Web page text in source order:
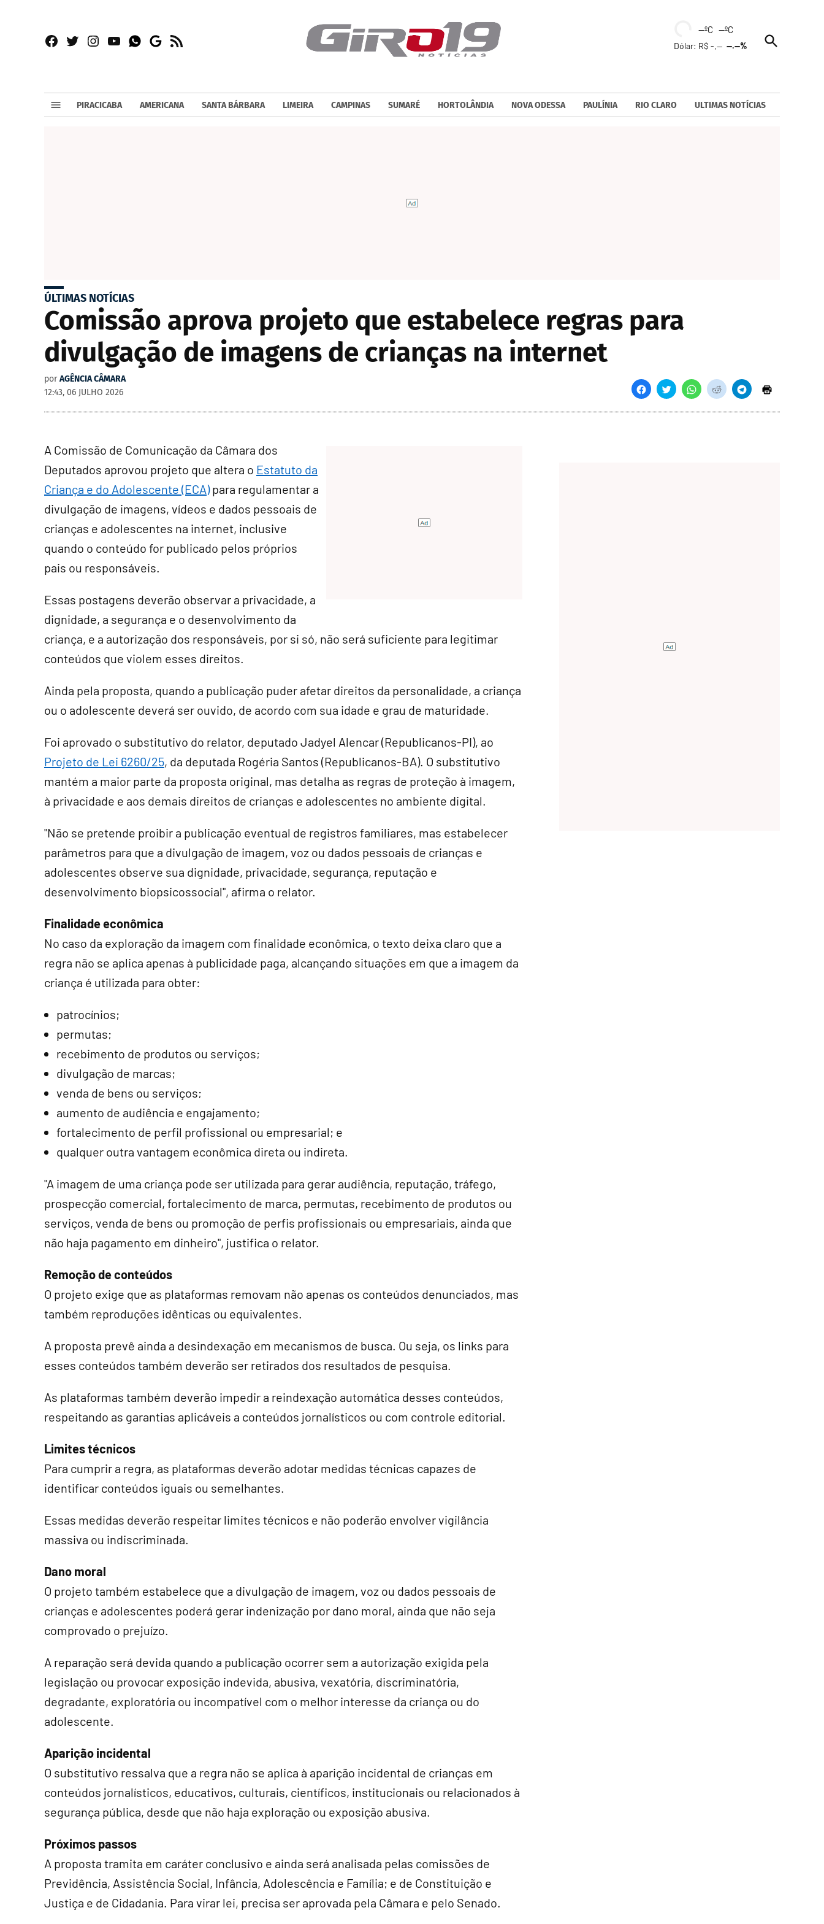
Facebook
TwitterInstagram
YouTubeWhatsapp
Google
RSS
--ºC --ºC
Dólar: R$ -,----.--%
Open
Search
PIRACICABA AMERICANA SANTA BÁRBARA LIMEIRA CAMPINAS SUMARÉ HORTOLÂNDIA NOVA ODESSA PAULÍNIA RIO CLARO ULTIMAS NOTÍCIAS
ÚLTIMAS NOTÍCIAS
Comissão aprova projeto que estabelece regras para
divulgação de imagens de crianças na internet
por AGÊNCIA CÂMARA
12:43, 06 JULHO 2026
A Comissão de Comunicação da Câmara dos
Deputados aprovou projeto que altera o Estatuto da
Criança e do Adolescente (ECA)para regulamentar a
divulgação de imagens, vídeos e dados pessoais de
crianças e adolescentes na internet, inclusive
quando o conteúdo for publicado pelos próprios
pais ou responsáveis.
Essas postagens deverão observar a privacidade, a
dignidade, a segurança e o desenvolvimento da
criança, e a autorização dos responsáveis, por si só, não será suficiente para legitimar
conteúdos que violem esses direitos.
Ainda pela proposta, quando a publicação puder afetar direitos da personalidade, a criança
ou o adolescente deverá ser ouvido, de acordo com sua idade e grau de maturidade.
Foi aprovado o substitutivo do relator, deputado Jadyel Alencar (Republicanos-PI), ao
Projeto de Lei 6260/25, da deputada Rogéria Santos (Republicanos-BA). O substitutivo
mantém a maior parte da proposta original, mas detalha as regras de proteção à imagem,
à privacidade e aos demais direitos de crianças e adolescentes no ambiente digital.
"Não se pretende proibir a publicação eventual de registros familiares, mas estabelecer
parâmetros para que a divulgação de imagem, voz ou dados pessoais de crianças e
adolescentes observe sua dignidade, privacidade, segurança, reputação e
desenvolvimento biopsicossocial", afirma o relator.
Finalidade econômica
No caso da exploração da imagem com finalidade econômica, o texto deixa claro que a
regra não se aplica apenas à publicidade paga, alcançando situações em que a imagem da
criança é utilizada para obter:
patrocínios;
permutas;
recebimento de produtos ou serviços;
divulgação de marcas;
venda de bens ou serviços;
aumento de audiência e engajamento;
fortalecimento de perfil profissional ou empresarial; e
qualquer outra vantagem econômica direta ou indireta.
"A imagem de uma criança pode ser utilizada para gerar audiência, reputação, tráfego,
prospecção comercial, fortalecimento de marca, permutas, recebimento de produtos ou
serviços, venda de bens ou promoção de perfis profissionais ou empresariais, ainda que
não haja pagamento em dinheiro", justifica o relator.
Remoção de conteúdos
O projeto exige que as plataformas removam não apenas os conteúdos denunciados, mas
também reproduções idênticas ou equivalentes.
A proposta prevê ainda a desindexação em mecanismos de busca. Ou seja, os links para
esses conteúdos também deverão ser retirados dos resultados de pesquisa.
As plataformas também deverão impedir a reindexação automática desses conteúdos,
respeitando as garantias aplicáveis a conteúdos jornalísticos ou com controle editorial.
Limites técnicos
Para cumprir a regra, as plataformas deverão adotar medidas técnicas capazes de
identificar conteúdos iguais ou semelhantes.
Essas medidas deverão respeitar limites técnicos e não poderão envolver vigilância
massiva ou indiscriminada.
Dano moral
O projeto também estabelece que a divulgação de imagem, voz ou dados pessoais de
crianças e adolescentes poderá gerar indenização por dano moral, ainda que não seja
comprovado o prejuízo.
A reparação será devida quando a publicação ocorrer sem a autorização exigida pela
legislação ou provocar exposição indevida, abusiva, vexatória, discriminatória,
degradante, exploratória ou incompatível com o melhor interesse da criança ou do
adolescente.
Aparição incidental
O substitutivo ressalva que a regra não se aplica à aparição incidental de crianças em
conteúdos jornalísticos, educativos, culturais, científicos, institucionais ou relacionados à
segurança pública, desde que não haja exploração ou exposição abusiva.
Próximos passos
A proposta tramita em caráter conclusivo e ainda será analisada pelas comissões de
Previdência, Assistência Social, Infância, Adolescência e Família; e de Constituição e
Justiça e de Cidadania. Para virar lei, precisa ser aprovada pela Câmara e pelo Senado.